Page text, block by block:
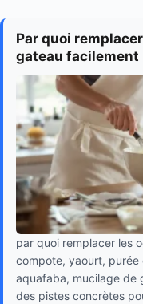
Par quoi
gateau facilement
par quoi remplacer les
compote, yaourt,
aquafaba, mucilage de
des pistes concrètes